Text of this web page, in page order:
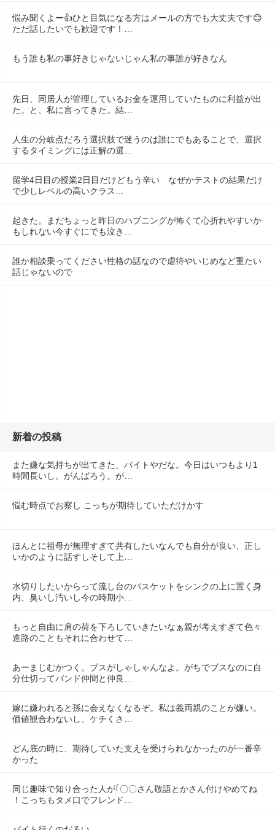
悩み聞くよー👍ひと目気になる方はメールの方でも大丈夫です😊
ただ話したいでも歓迎です！…
もう誰も私の事好きじゃないじゃん私の事誰が好きなん
先日、同居人が管理しているお金を運用していたものに利益が出
た。と、私に言ってきた。結…
人生の分岐点だろう選択肢で迷うのは誰にでもあることで、選択
するタイミングには正解の選…
留学4日目の授業2日目だけどもう辛い　なぜかテストの結果だけ
で少しレベルの高いクラス…
起きた。まだちょっと昨日のハプニングが怖くて心折れやすいか
もしれない今すぐにでも泣き…
誰か相談乗ってください性格の話なので虐待やいじめなど重たい
話じゃないので
新着の投稿
また嫌な気持ちが出てきた、バイトやだな。今日はいつもより1
時間長いし。がんばろう。が…
悩む時点でお察し こっちが期待していただけかす
ほんとに祖母が無理すぎて共有したいなんでも自分が良い、正し
いかのように話すしそして上…
水切りしたいからって流し台のバスケットをシンクの上に置く身
内、臭いし汚いし今の時期小…
もっと自由に肩の荷を下ろしていきたいなぁ親が考えすぎて色々
進路のこともそれに合わせて…
あーまじむかつく。ブスがしゃしゃんなよ。がちでブスなのに自
分仕切ってバンド仲間と仲良…
嫁に嫌われると孫に会えなくなるぞ。私は義両親のことが嫌い。
価値観合わないし、ケチくさ…
どん底の時に、期待していた支えを受けられなかったのが一番辛
かった
同じ趣味で知り合った人が｢〇〇さん敬語とかさん付けやめてね
！こっちもタメ口でフレンド…